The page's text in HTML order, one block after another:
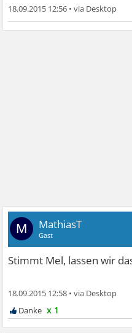
18.09.2015 12:56 •
M MathiasT
Gast
Stimmt Mel, lassen wir
18.09.2015 12:58 •
x 1